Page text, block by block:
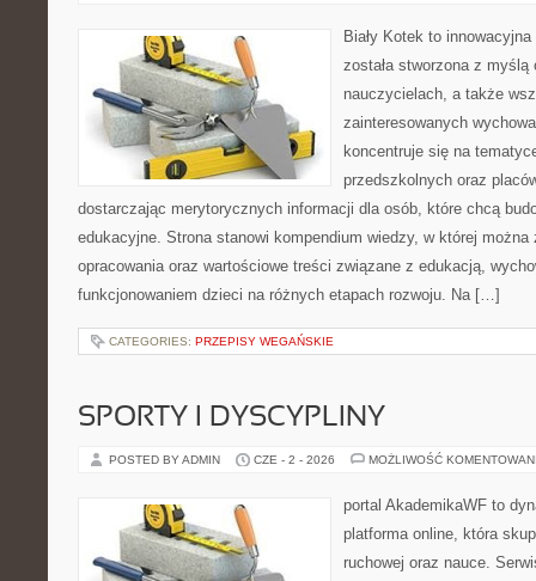
Biały Kotek to
została stworzona z myślą
nauczycielach, a także
zainteresowanych
koncentruje się na
przedszkolnych oraz
dostarczając merytorycznych informacji dla osób, które chcą
edukacyjne. Strona stanowi kompendium wiedzy, w której
opracowania oraz wartościowe treści związane z edukacją,
funkcjonowaniem dzieci na różnych etapach rozwoju. Na […]
CATEGORIES: PRZEPISY WEGAŃSKIE
SPORTY I DYSCYPLINY
POSTED BY ADMIN CZE - 2 - 2026 MOŻLIWOŚĆ
portal AkademikaWF to
platforma online, która
ruchowej oraz nauce.